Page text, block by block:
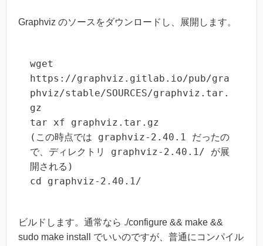
Graphviz のソースをダウンロードし、展開します。
wget
https://graphviz.gitlab.io/pub/gra
phviz/stable/SOURCES/graphviz.tar.
gz
tar xf graphviz.tar.gz
(この時点では graphviz-2.40.1 だったの
で、ディレクトリ graphviz-2.40.1/ が展
開される)
cd graphviz-2.40.1/
ビルドします。通常なら ./configure && make &&
sudo make install でいいのですが、普通にコンパイル